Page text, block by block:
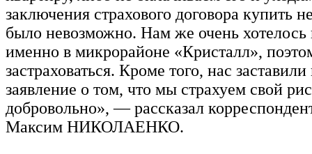
заключения страхового договора купить
было невозможно. Нам же очень хотелось
именно в микрорайоне «Кристалл»,
застраховаться. Кроме того, нас заставили
заявление о том, что мы страхуем свой
добровольно», — рассказал
Максим НИКОЛАЕНКО.